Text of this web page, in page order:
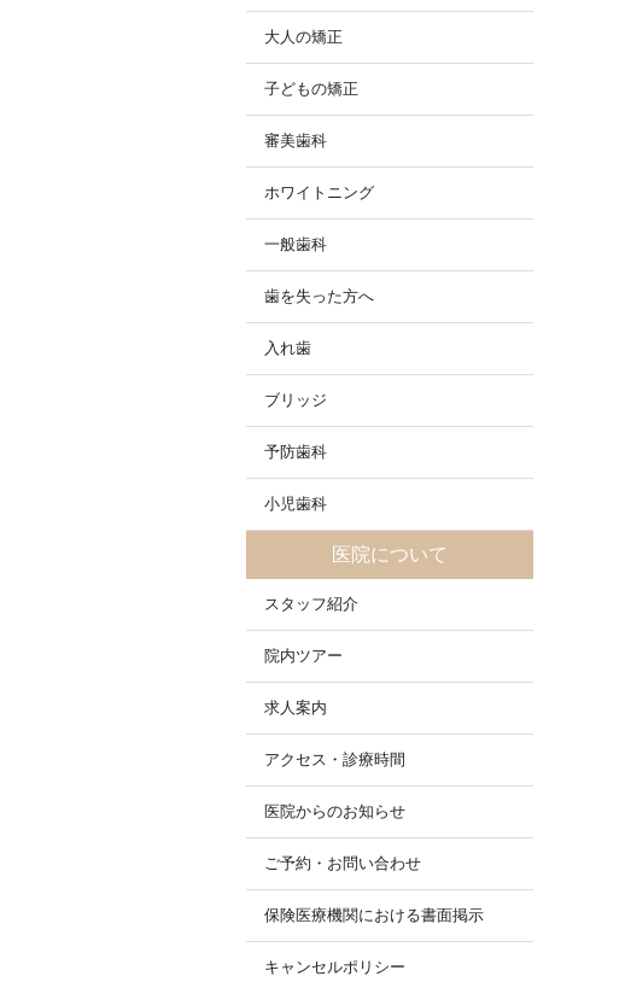
大人の矯正
子どもの矯正
審美歯科
ホワイトニング
一般歯科
歯を失った方へ
入れ歯
ブリッジ
予防歯科
小児歯科
医院について
スタッフ紹介
院内ツアー
求人案内
アクセス・診療時間
医院からのお知らせ
ご予約・お問い合わせ
保険医療機関における書面掲示
キャンセルポリシー